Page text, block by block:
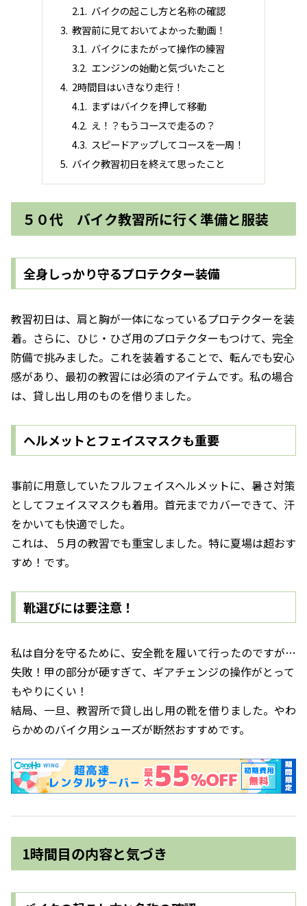
バイクの起こし方と名称の確認
教習前に見ておいてよかった動画！
バイクにまたがって操作の練習
エンジンの始動と気づいたこと
2時間目はいきなり走行！
まずはバイクを押して移動
え！？もうコースで走るの？
スピードアップしてコースを一周！
バイク教習初日を終えて思ったこと
５０代 バイク教習所に行く準備と服装
全身しっかり守るプロテクター装備
教習初日は、肩と胸が一体になっているプロテクターを装
着。さらに、ひじ・ひざ用のプロテクターもつけて、完全
防備で挑みました。これを装着することで、転んでも安心
感があり、最初の教習には必須のアイテムです。私の場合
は、貸し出し用のものを借りました。
ヘルメットとフェイスマスクも重要
事前に用意していたフルフェイスヘルメットに、暑さ対策
としてフェイスマスクも着用。首元までカバーできて、汗
をかいても快適でした。
これは、５月の教習でも重宝しました。特に夏場は超おす
すめ！です。
靴選びには要注意！
私は自分を守るために、安全靴を履いて行ったのですが…
失敗！甲の部分が硬すぎて、ギアチェンジの操作がとって
もやりにくい！
結局、一旦、教習所で貸し出し用の靴を借りました。やわ
らかめのバイク用シューズが断然おすすめです。
1時間目の内容と気づき